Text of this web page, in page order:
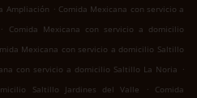
Ampliación . Comida Mexicana con servicio a
.
Comida Mexicana con servicio a domicilio
Mexicana con servicio a domicilio Saltillo
con servicio a domicilio Saltillo La Noria .
Saltillo Jardines del Valle
.
Comida